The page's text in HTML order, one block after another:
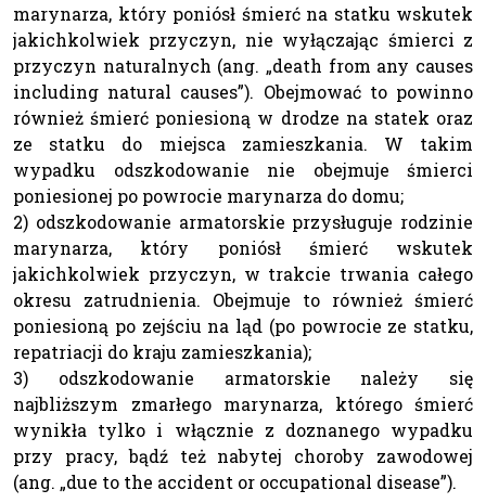
marynarza, który poniósł śmierć na statku wskutek
jakichkolwiek przyczyn, nie wyłączając śmierci z
przyczyn naturalnych (ang. „death from any causes
including natural causes”). Obejmować to powinno
również śmierć poniesioną w drodze na statek oraz
ze statku do miejsca zamieszkania. W takim
wypadku odszkodowanie nie obejmuje śmierci
poniesionej po powrocie marynarza do domu;
2) odszkodowanie armatorskie przysługuje rodzinie
marynarza, który poniósł śmierć wskutek
jakichkolwiek przyczyn, w trakcie trwania całego
okresu zatrudnienia. Obejmuje to również śmierć
poniesioną po zejściu na ląd (po powrocie ze statku,
repatriacji do kraju zamieszkania);
3) odszkodowanie armatorskie należy się
najbliższym zmarłego marynarza, którego śmierć
wynikła tylko i włącznie z doznanego wypadku
przy pracy, bądź też nabytej choroby zawodowej
(ang. „due to the accident or occupational disease”).